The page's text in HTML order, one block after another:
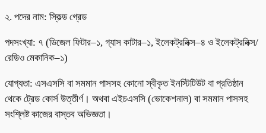
২. পদের নাম: স্কিল্ড গ্রেড
পদসংখ্যা: ৭ (ডিজেল ফিটার–১, গ্যাস কাটার–১, ইলেকট্রনিক্স–৪ ও ইলেকট্রনিক্স/
রেডিও মেকানিক–১)
যোগ্যতা: এসএসসি বা সমমান পাসসহ কোনো স্বীকৃত ইনস্টিটিউট বা প্রতিষ্ঠান
থেকে ট্রেড কোর্স উত্তীর্ণ। অথবা এইচএসসি (ভোকেশনাল) বা সমমান পাসসহ
সংশ্লিষ্ট কাজের বাস্তব অভিজ্ঞতা।